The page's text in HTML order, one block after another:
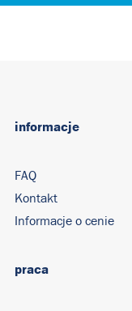
praca
informacje
FAQ
Kontakt
Informacje o cenie